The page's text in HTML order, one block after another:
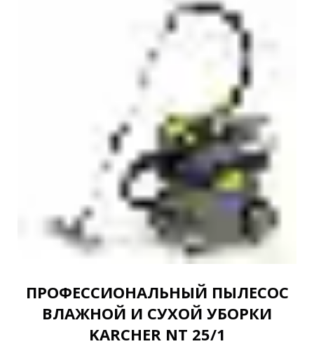
ПРОФЕССИОНАЛЬНЫЙ ПЫЛЕСОС
ВЛАЖНОЙ И СУХОЙ УБОРКИ
KARCHER NT 25/1